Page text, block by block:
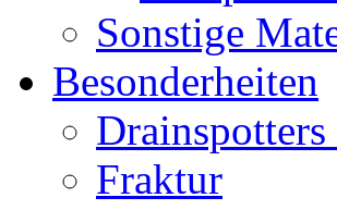
Sonstige
Besonderheiten
Fraktur